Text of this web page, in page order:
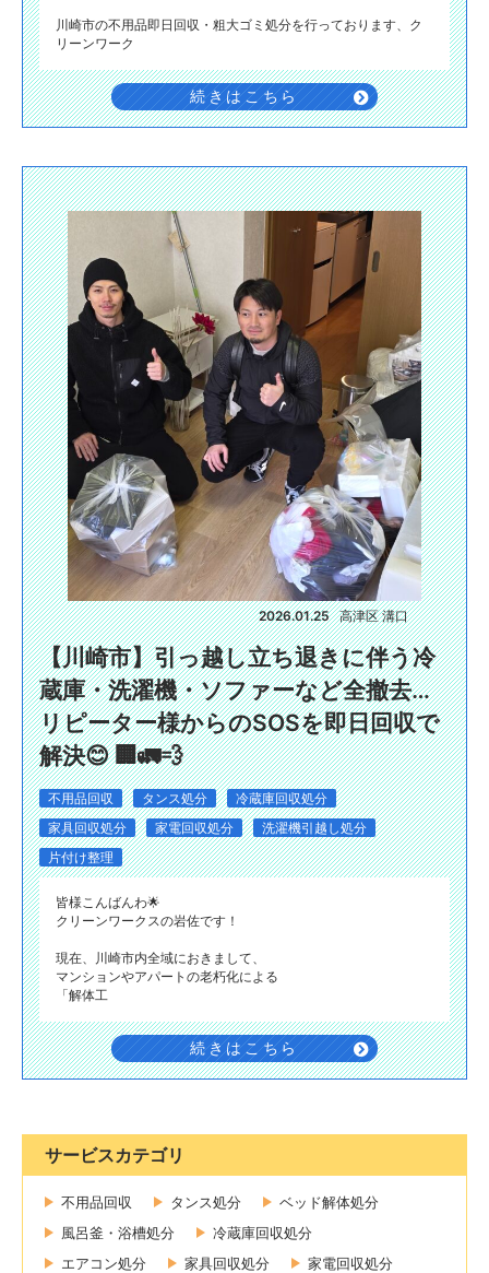
川崎市の不用品即日回収・粗大ゴミ処分を行っております、ク
リーンワーク
続きはこちら
2026.01.25 高津区 溝口
【川崎市】引っ越し立ち退きに伴う冷
蔵庫・洗濯機・ソファーなど全撤去…
リピーター様からのSOSを即日回収で
解決😊 🏢🚛💨
不用品回収 タンス処分
冷蔵庫回収処分
家具回収処分
家電回収処分
洗濯機引越し処分
片付け整理
​皆様こんばんわ🌟
クリーンワークスの岩佐です！
現在、川崎市内全域におきまして、
マンションやアパートの老朽化による
「解体工
続きはこちら
サービスカテゴリ
不用品回収 タンス処分
ベッド解体処分
風呂釜・浴槽処分
冷蔵庫回収処分
エアコン処分
家具回収処分 家電回収処分